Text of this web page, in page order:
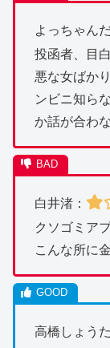
よっちゃん
投函者、目
悪な女ばか
ンビニ知ら
か話が合わ
白井渚：
クソゴミア
こんな所に
高橋しょうた